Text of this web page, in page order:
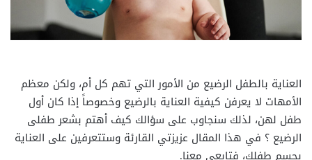
العناية بالطفل الرضيع من الأمور التي تهم كل أم، ولكن معظم
الأمهات لا يعرفن كيفية العناية بالرضيع وخصوصاً إذا كان أول
طفل لهن، لذلك سنجاوب على سؤالك كيف أهتم بشعر طفلى
الرضيع ؟ في هذا المقال عزيزتي القارئة وستتعرفين على العناية
بجسم طفلك، فتابعي معنا.